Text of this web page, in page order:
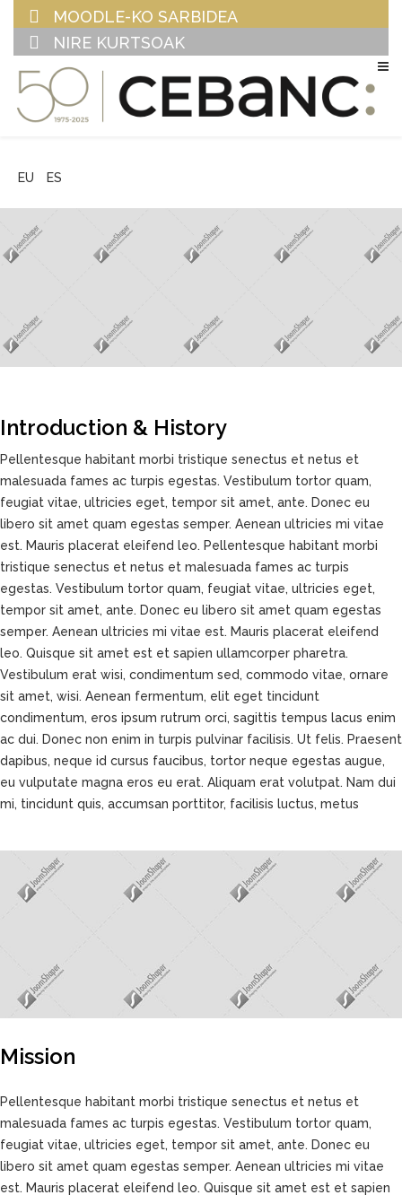
MOODLE-KO SARBIDEA
NIRE KURTSOAK
EU ES
Introduction & History
Pellentesque habitant morbi tristique senectus et netus et
malesuada fames ac turpis egestas. Vestibulum tortor quam,
feugiat vitae, ultricies eget, tempor sit amet, ante. Donec eu
libero sit amet quam egestas semper. Aenean ultricies mi vitae
est. Mauris placerat eleifend leo. Pellentesque habitant morbi
tristique senectus et netus et malesuada fames ac turpis
egestas. Vestibulum tortor quam, feugiat vitae, ultricies eget,
tempor sit amet, ante. Donec eu libero sit amet quam egestas
semper. Aenean ultricies mi vitae est. Mauris placerat eleifend
leo. Quisque sit amet est et sapien ullamcorper pharetra.
Vestibulum erat wisi, condimentum sed, commodo vitae, ornare
sit amet, wisi. Aenean fermentum, elit eget tincidunt
condimentum, eros ipsum rutrum orci, sagittis tempus lacus enim
ac dui. Donec non enim in turpis pulvinar facilisis. Ut felis. Praesent
dapibus, neque id cursus faucibus, tortor neque egestas augue,
eu vulputate magna eros eu erat. Aliquam erat volutpat. Nam dui
mi, tincidunt quis, accumsan porttitor, facilisis luctus, metus
Mission
Pellentesque habitant morbi tristique senectus et netus et
malesuada fames ac turpis egestas. Vestibulum tortor quam,
feugiat vitae, ultricies eget, tempor sit amet, ante. Donec eu
libero sit amet quam egestas semper. Aenean ultricies mi vitae
est. Mauris placerat eleifend leo. Quisque sit amet est et sapien